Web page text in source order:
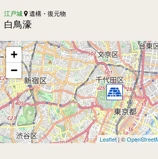
江戸城 遺構・復元物
白鳥濠
+
−
Leaflet| ©